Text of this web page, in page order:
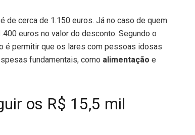
de cerca de 1.150 euros. Já no caso de quem
euros no valor do desconto. Segundo o
é permitir que os lares com pessoas idosas
fundamentais, como alimentação e
os R$ 15,5 mil